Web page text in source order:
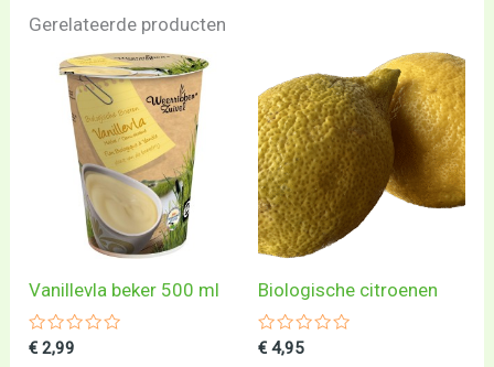
Gerelateerde producten
Vanillevla beker 500 ml
Gewaardeerd
€ 2,99
Biologische citroenen
Gewaardeerd
€ 4,95